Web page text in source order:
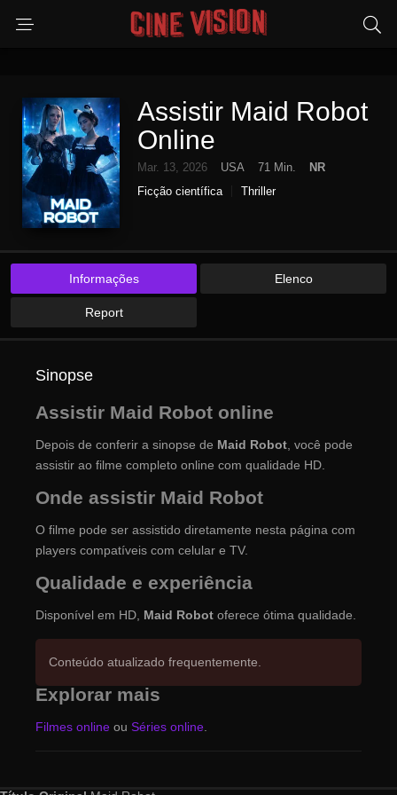
Assistir Maid Robot
Online
Mar. 13, 2026 USA 71 Min.
NR
Ficção científica
Thriller
Informações Elenco
Report
Sinopse
Assistir Maid Robot online
Depois de conferir a sinopse de Maid Robot , você pode
assistir ao filme completo online com qualidade HD.
Onde assistir Maid Robot
O filme pode ser assistido diretamente nesta página com
players compatíveis com celular e TV.
Qualidade e experiência
Disponível em HD, Maid Robot oferece ótima qualidade.
Conteúdo atualizado frequentemente.
Explorar mais
Filmes online ou Séries online